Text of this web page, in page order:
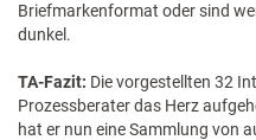
Briefmarkenformat oder sind
dunkel.
TA-Fazit: Die vorgestellten 32
Prozessberater das Herz
hat er nun eine Sammlung von